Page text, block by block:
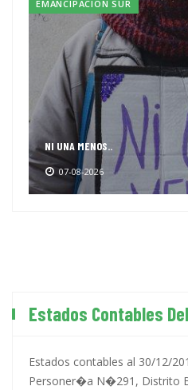
EMANCIPACION SUR
NI UNA MENOS..
07-08-2026
Estados Contables
Estados contables al 30/12/
Personer�a N�291, Distrito